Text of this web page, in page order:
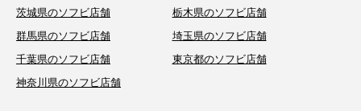
茨城県のソフビ店舗
栃木県のソフビ店舗
群馬県のソフビ店舗
埼玉県のソフビ店舗
千葉県のソフビ店舗
東京都のソフビ店舗
神奈川県のソフビ店舗